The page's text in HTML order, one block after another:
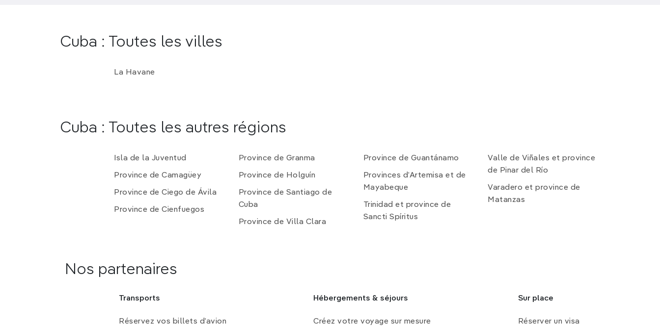
Cuba : Toutes les villes
La Havane
Cuba : Toutes les autres régions
Isla de la Juventud
Province de Camagüey
Province de Ciego de Ávila
Province de Cienfuegos
Province de Granma
Province de Holguín
Province de Santiago de
Cuba
Province de Villa Clara
Province de Guantánamo
Provinces d’Artemisa et de
Mayabeque
Trinidad et province de
Sancti Spíritus
Valle de Viñales et province
de Pinar del Río
Varadero et province de
Matanzas
Nos partenaires
Transports
Réservez vos billets d’avion
Hébergements & séjours
Créez votre voyage sur mesure
Sur place
Réserver un visa